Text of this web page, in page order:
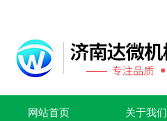
网站首页 关于我们